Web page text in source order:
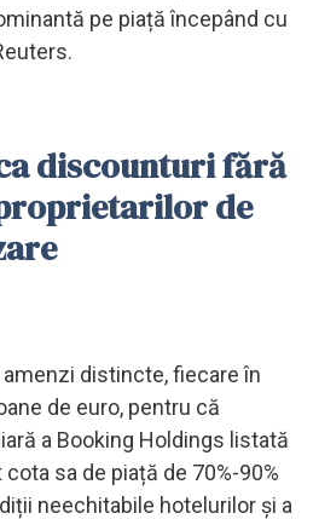
pe piață începând cu
discounturi fără
de
distincte, fiecare în
de euro, pentru că
a Booking Holdings listată
sa de piață de 70%-90%
neechitabile hotelurilor și a